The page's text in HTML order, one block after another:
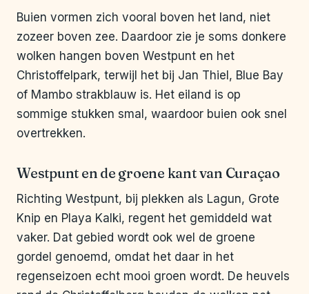
Buien vormen zich vooral boven het land, niet
zozeer boven zee. Daardoor zie je soms donkere
wolken hangen boven Westpunt en het
Christoffelpark, terwijl het bij Jan Thiel, Blue Bay
of Mambo strakblauw is. Het eiland is op
sommige stukken smal, waardoor buien ook snel
overtrekken.
Westpunt en de groene kant van Curaçao
Richting Westpunt, bij plekken als Lagun, Grote
Knip en Playa Kalki, regent het gemiddeld wat
vaker. Dat gebied wordt ook wel de groene
gordel genoemd, omdat het daar in het
regenseizoen echt mooi groen wordt. De heuvels